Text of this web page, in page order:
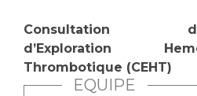
Vivre ensemble à
Culture à l'hôpital
Statuts
Stages paramédicaux
Consultation
d’Exploration
Thrombotique (CEHT)
EQUIPE